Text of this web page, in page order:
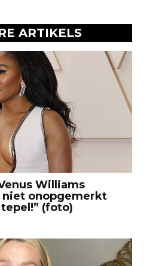
ARTIKELS
Williams
niet onopgemerkt
(foto)